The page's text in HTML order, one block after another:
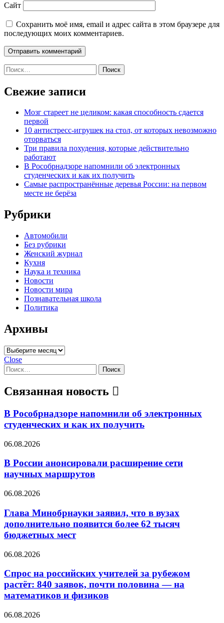
Сайт
Сохранить моё имя, email и адрес сайта в этом браузере для
последующих моих комментариев.
Найти:
Свежие записи
Мозг стареет не целиком: какая способность сдается
первой
10 антистресс-игрушек на стол, от которых невозможно
оторваться
Три правила похудения, которые действительно
работают
В Рособрнадзоре напомнили об электронных
студенческих и как их получить
Самые распространённые деревья России: на первом
месте не берёза
Рубрики
Автомобили
Без рубрики
Женский журнал
Кухня
Наука и техника
Новости
Новости мира
Познавательная школа
Политика
Архивы
Архивы
Close
Найти:
Связанная новость
В Рособрнадзоре напомнили об электронных
студенческих и как их получить
06.08.2026
В России анонсировали расширение сети
научных маршрутов
06.08.2026
Глава Минобрнауки заявил, что в вузах
дополнительно появится более 62 тысяч
бюджетных мест
06.08.2026
Спрос на российских учителей за рубежом
растёт: 840 заявок, почти половина — на
математиков и физиков
06.08.2026